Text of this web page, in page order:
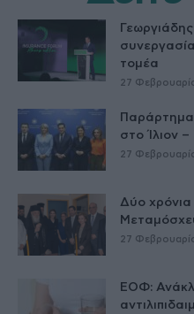
τομέα
27
Παράρτημα
στο Ίλιον
27
Δύο χρόνια
27
ΕΟΦ: